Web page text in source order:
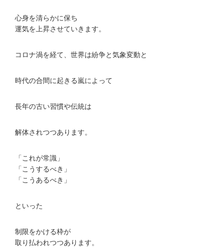
心身を清らかに保ち
運気を上昇させていきます。
コロナ渦を経て、世界は紛争と気象変動と
時代の合間に起きる嵐によって
長年の古い習慣や伝統は
解体されつつあります。
「これが常識」
「こうするべき」
「こうあるべき」
といった
制限をかける枠が
取り払われつつあります。